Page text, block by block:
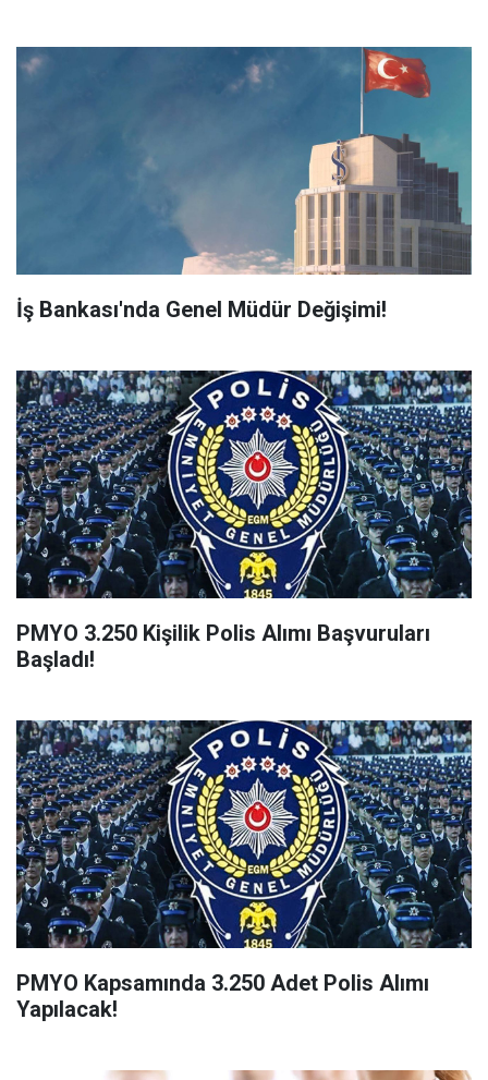
İş Bankası'nda Genel Müdür Değişimi!
PMYO 3.250 Kişilik Polis Alımı Başvuruları
Başladı!
PMYO Kapsamında 3.250 Adet Polis Alımı
Yapılacak!